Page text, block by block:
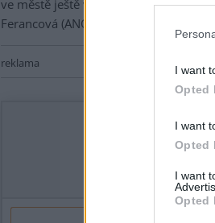
I want
Opted
I want
Opted
I want
Opted
ve městě ještě více porozumět,"
Ferancová (ANO).
reklama